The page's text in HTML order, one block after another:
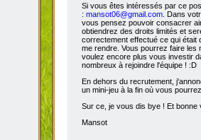
Si vous êtes intéressés par ce
: mansot06@gmail.com . Dans
vous pensez pouvoir consacrer
obtiendrez des droits limités et
correctement effectué ce qui
me rendre. Vous pourrez faire les
voulez encore plus vous investir
nombreux à rejoindre l'équipe ! :D
En dehors du recrutement,
un mini-jeu à la fin où vous
Sur ce, je vous dis bye ! Et bonne
Mansot